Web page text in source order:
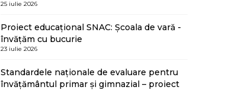
25 iulie 2026
Proiect educațional SNAC: Școala de vară -
învățăm cu bucurie
23 iulie 2026
Standardele naționale de evaluare pentru
învățământul primar și gimnazial – proiect